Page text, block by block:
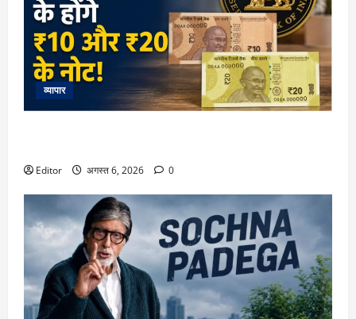
व्यापार
Editor अगस्त 6, 2026 0